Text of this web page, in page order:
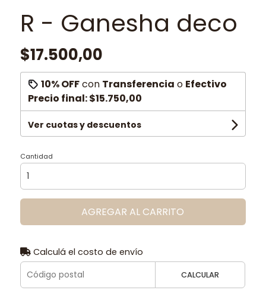
R - Ganesha deco
$17.500,00
10% OFFcon Transferencia o Efectivo
Precio final:$15.750,00
Ver cuotas y descuentos
Cantidad
AGREGAR AL CARRITO
Calculá el costo de envío
CALCULAR